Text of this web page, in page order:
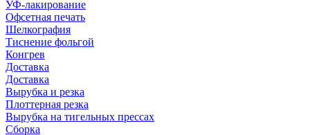
УФ-лакирование
Офсетная печать
Шелкография
Тиснение фольгой
Конгрев
Доставка
Доставка
Вырубка и резка
Плоттерная резка
Вырубка на тигельных прессах
Сборка